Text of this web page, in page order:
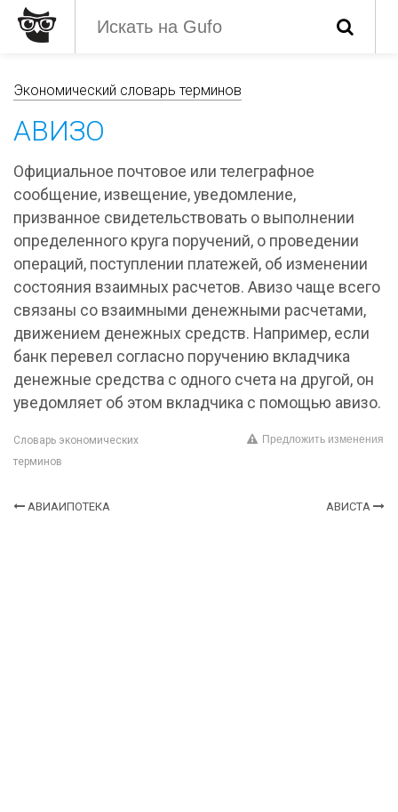
Экономический словарь терминов
АВИЗО
Официальное почтовое или телеграфное
сообщение, извещение, уведомление,
призванное свидетельствовать о выполнении
определенного круга поручений, о проведении
операций, поступлении платежей, об изменении
состояния взаимных расчетов. Авизо чаще всего
связаны со взаимными денежными расчетами,
движением денежных средств. Например, если
банк перевел согласно поручению вкладчика
денежные средства с одного счета на другой, он
уведомляет об этом вкладчика с помощью авизо.
Словарь экономических
терминов
Предложить изменения
АВИАИПОТЕКА АВИСТА